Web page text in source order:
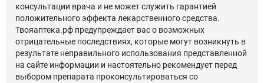
консультации врача и не может служить гарантией
положительного эффекта лекарственного средства.
Твояаптека.рф предупреждает вас о возможных
отрицательные последствиях, которые могут возникнуть в
результате неправильного использования представленной
на сайте информации и настоятельно рекомендует перед
выбором препарата проконсультироваться со